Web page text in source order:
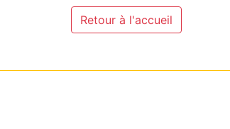
Retour à l'accueil